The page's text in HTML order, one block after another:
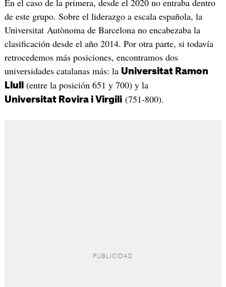
de este grupo. Sobre el liderazgo a escala española, la
Universitat Autònoma de Barcelona no encabezaba la
clasificación desde el año 2014. Por otra parte, si todavía
retrocedemos más posiciones, encontramos dos
universidades catalanas más: la Universitat Ramon
Llull (entre la posición 651 y 700) y la
Universitat Rovira i Virgili(751-800).